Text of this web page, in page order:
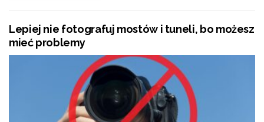
• sporządzanie odwzorowania cyfrowego
dokumentacji,
• wysyłanie dokumentacji,
• wsparcie przy brakowaniu dokumentacji,
• niszczenie dokumentacji,
• wycofanie dokumentacji,
• fumigację.
Lepiej nie fotografuj mostów i tuneli, bo możesz
mieć problemy